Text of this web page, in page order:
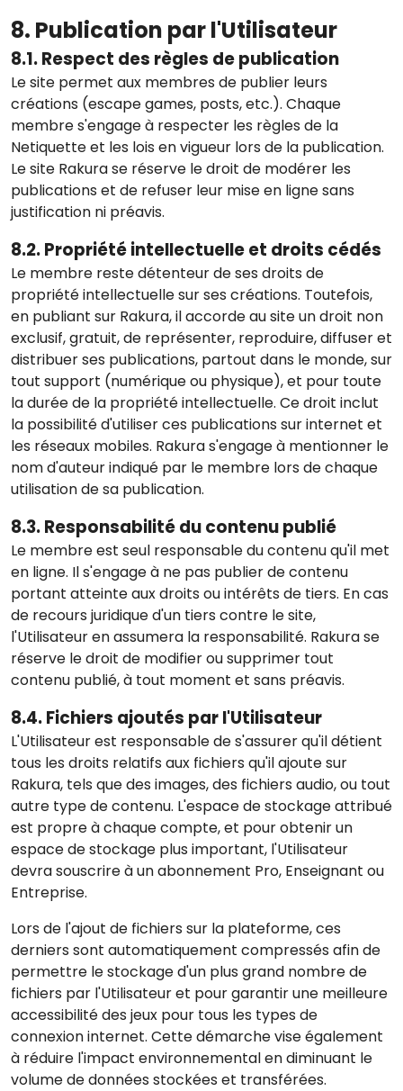
8. Publication par l'Utilisateur
8.1. Respect des règles de publication
Le site permet aux membres de publier leurs
créations (escape games, posts, etc.). Chaque
membre s'engage à respecter les règles de la
Netiquette et les lois en vigueur lors de la publication.
Le site Rakura se réserve le droit de modérer les
publications et de refuser leur mise en ligne sans
justification ni préavis.
8.2. Propriété intellectuelle et droits cédés
Le membre reste détenteur de ses droits de
propriété intellectuelle sur ses créations. Toutefois,
en publiant sur Rakura, il accorde au site un droit non
exclusif, gratuit, de représenter, reproduire, diffuser et
distribuer ses publications, partout dans le monde, sur
tout support (numérique ou physique), et pour toute
la durée de la propriété intellectuelle. Ce droit inclut
la possibilité d'utiliser ces publications sur internet et
les réseaux mobiles. Rakura s'engage à mentionner le
nom d'auteur indiqué par le membre lors de chaque
utilisation de sa publication.
8.3. Responsabilité du contenu publié
Le membre est seul responsable du contenu qu'il met
en ligne. Il s'engage à ne pas publier de contenu
portant atteinte aux droits ou intérêts de tiers. En cas
de recours juridique d'un tiers contre le site,
l'Utilisateur en assumera la responsabilité. Rakura se
réserve le droit de modifier ou supprimer tout
contenu publié, à tout moment et sans préavis.
8.4. Fichiers ajoutés par l'Utilisateur
L'Utilisateur est responsable de s'assurer qu'il détient
tous les droits relatifs aux fichiers qu'il ajoute sur
Rakura, tels que des images, des fichiers audio, ou tout
autre type de contenu. L'espace de stockage attribué
est propre à chaque compte, et pour obtenir un
espace de stockage plus important, l'Utilisateur
devra souscrire à un abonnement Pro, Enseignant ou
Entreprise.
Lors de l'ajout de fichiers sur la plateforme, ces
derniers sont automatiquement compressés afin de
permettre le stockage d'un plus grand nombre de
fichiers par l'Utilisateur et pour garantir une meilleure
accessibilité des jeux pour tous les types de
connexion internet. Cette démarche vise également
à réduire l'impact environnemental en diminuant le
volume de données stockées et transférées.